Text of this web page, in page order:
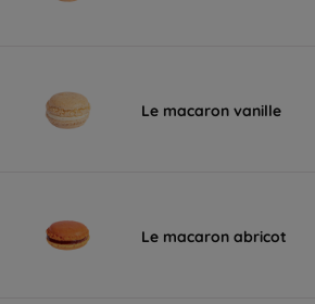
Le macaron vanille
Le macaron abricot